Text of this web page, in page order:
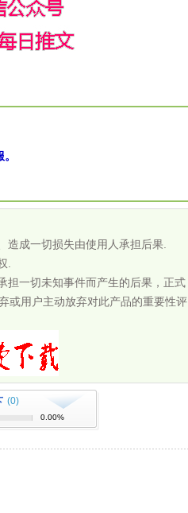
成一切损失由使用人承担后果.
.
担一切未知事件而产生的后果，正式
或用户主动放弃对此产品的重要性评
(0)
0.00%